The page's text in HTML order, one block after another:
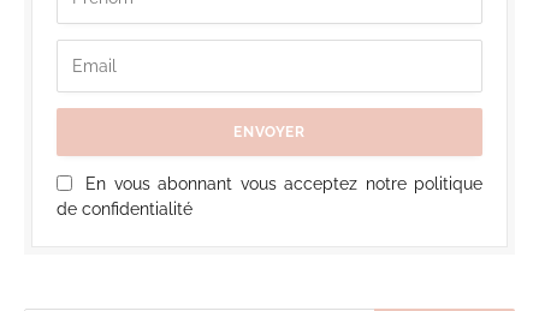
En vous abonnant vous acceptez notre politique
de confidentialité